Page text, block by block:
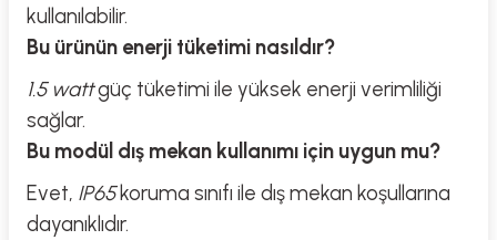
kullanılabilir.
Bu ürünün enerji tüketimi nasıldır?
1.5 wattgüç tüketimi ile yüksek enerji verimliliği
sağlar.
Bu modül dış mekan kullanımı için uygun mu?
Evet, IP65koruma sınıfı ile dış mekan koşullarına
dayanıklıdır.